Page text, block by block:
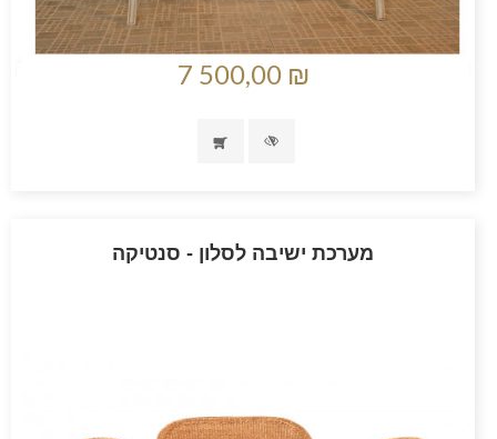
7 500,00 ₪
מערכת ישיבה לסלון - סנטיקה